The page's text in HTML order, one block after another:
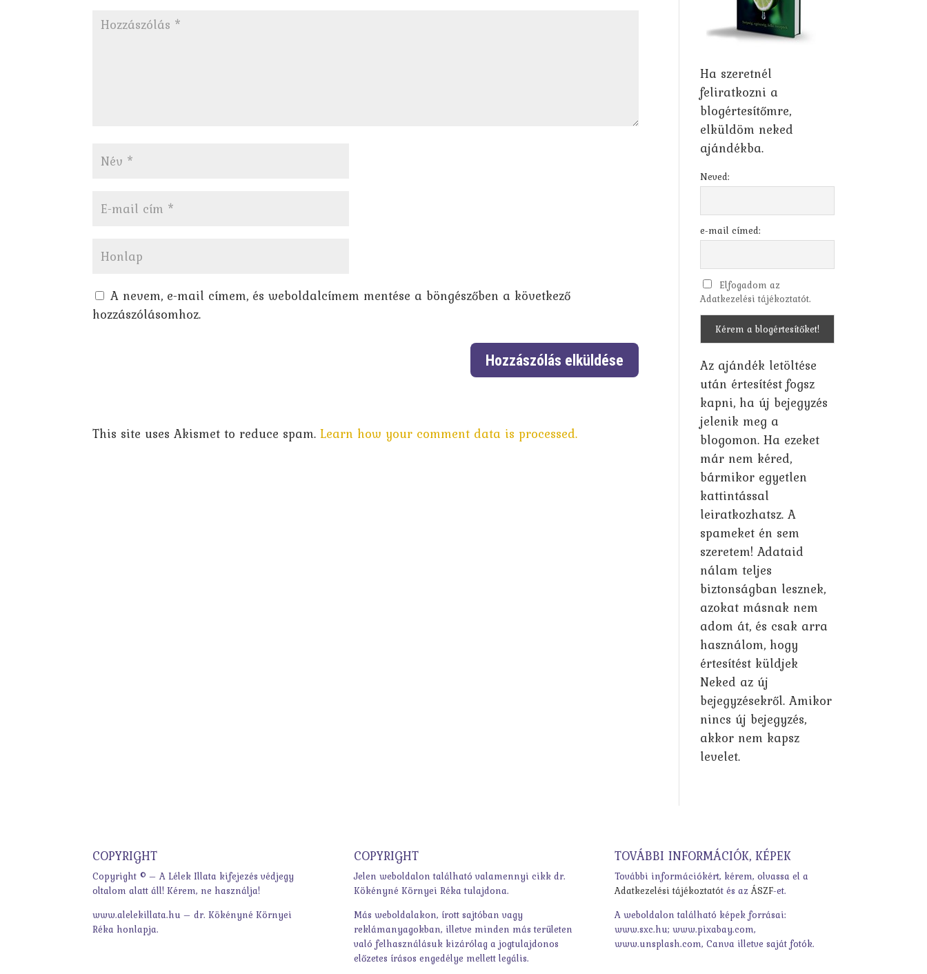
A nevem, e-mail címem, és weboldalcímem mentése a böngészőben a következő
hozzászólásomhoz.
This site uses Akismet to reduce spam.Learn how your comment data is processed.
Ha szeretnél
feliratkozni a
blogértesítőmre,
elküldöm neked
ajándékba.
Neved:
e-mail címed:
Elfogadom az
Adatkezelési tájékoztatót.
Az ajándék letöltése
után értesítést fogsz
kapni, ha új bejegyzés
jelenik meg a
blogomon. Ha ezeket
már nem kéred,
bármikor egyetlen
kattintással
leiratkozhatsz. A
spameket én sem
szeretem! Adataid
nálam teljes
biztonságban lesznek,
azokat másnak nem
adom át, és csak arra
használom, hogy
értesítést küldjek
Neked az új
bejegyzésekről. Amikor
nincs új bejegyzés,
akkor nem kapsz
levelet.
COPYRIGHT
Copyright © – A Lélek Illata kifejezés védjegy
oltalom alatt áll! Kérem, ne használja!
www.alelekillata.hu – dr. Kökényné Környei
Réka honlapja.
COPYRIGHT
Jelen weboldalon található valamennyi cikk dr.
Kökényné Környei Réka tulajdona.
Más weboldalakon, írott sajtóban vagy
reklámanyagokban, illetve minden más területen
való felhasználásuk kizárólag a jogtulajdonos
előzetes írásos engedélye mellett legális.
TOVÁBBI INFORMÁCIÓK, KÉPEK
További információkért, kérem, olvassa el a
Adatkezelési tájékoztatót és azÁSZF-et.
A weboldalon található képek forrásai:
www.sxc.hu; www.pixabay.com,
www.unsplash.com, Canva illetve saját fotók.